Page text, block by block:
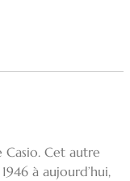
Cet autre
à aujourd’hui,